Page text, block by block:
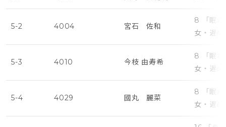
5-2 4004 宮石 佐和
8 「眠れ
女・遅め
5-3 4010 今枝 由寿希
8 「眠れ
女・遅め
5-4 4029 國丸 麗菜
8 「眠れ
女・遅め